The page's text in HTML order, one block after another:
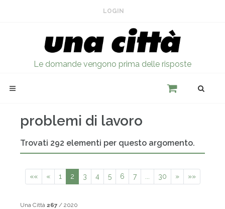
LOGIN
Le domande vengono prima delle risposte
problemi di lavoro
Trovati 292 elementi per questo argomento.
«« « 1 2 3 4 5 6 7 30 » »»
Una Città 267 / 2020